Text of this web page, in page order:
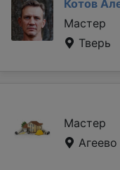
Котов
Мастер
Тверь
Мастер
Агеево